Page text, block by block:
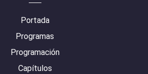
Portada
Programas
Programación
Capítulos